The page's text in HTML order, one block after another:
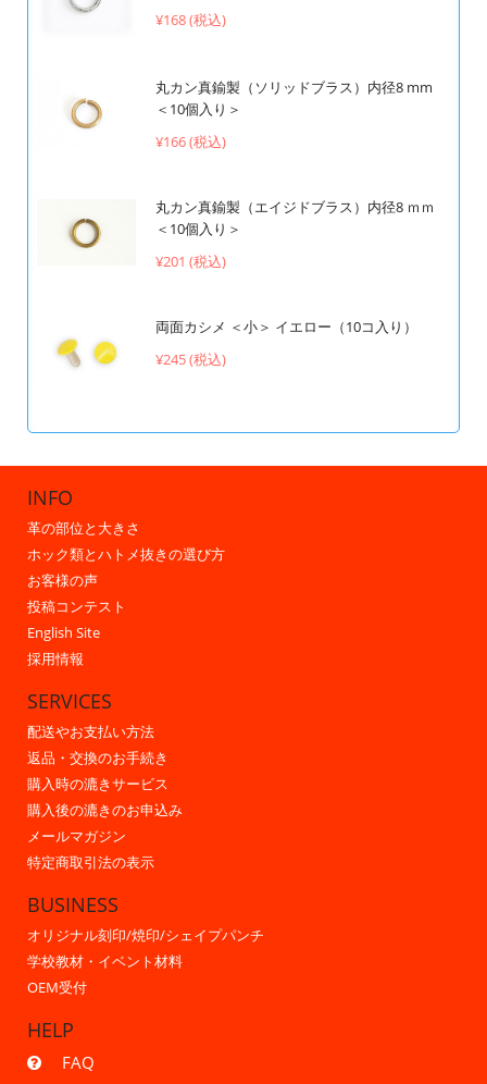
¥168 (税込)
丸カン真鍮製（ソリッドブラス）内径8 mm
＜10個入り＞
¥166 (税込)
丸カン真鍮製（エイジドブラス）内径8 ｍｍ
＜10個入り＞
¥201 (税込)
両面カシメ ＜小＞ イエロー（10コ入り）
¥245 (税込)
INFO
革の部位と大きさ
ホック類とハトメ抜きの選び方
お客様の声
投稿コンテスト
English Site
採用情報
SERVICES
配送やお支払い方法
返品・交換のお手続き
購入時の漉きサービス
購入後の漉きのお申込み
メールマガジン
特定商取引法の表示
BUSINESS
オリジナル刻印/焼印/シェイプパンチ
学校教材・イベント材料
OEM受付
HELP
FAQ